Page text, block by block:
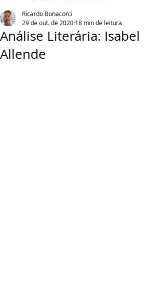
Análise Literária: Isabel
Allende
Ricardo Bonacorci
29 de out. de 2020 18 min de leitura